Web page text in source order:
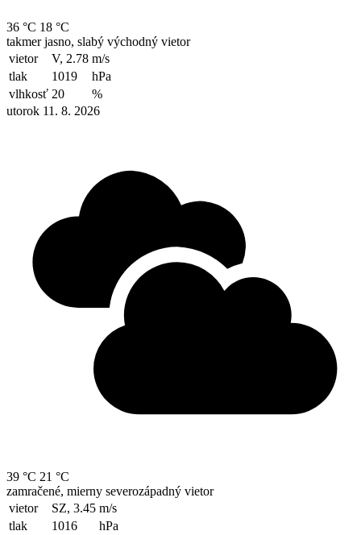
36 °C 18 °C
takmer jasno, slabý východný vietor
vietor
V, 2.78 m/s
tlak
1019
hPa
vlhkosť 20
%
utorok 11. 8. 2026
39 °C 21 °C
zamračené, mierny severozápadný vietor
vietor
SZ, 3.45 m/s
tlak
1016
hPa